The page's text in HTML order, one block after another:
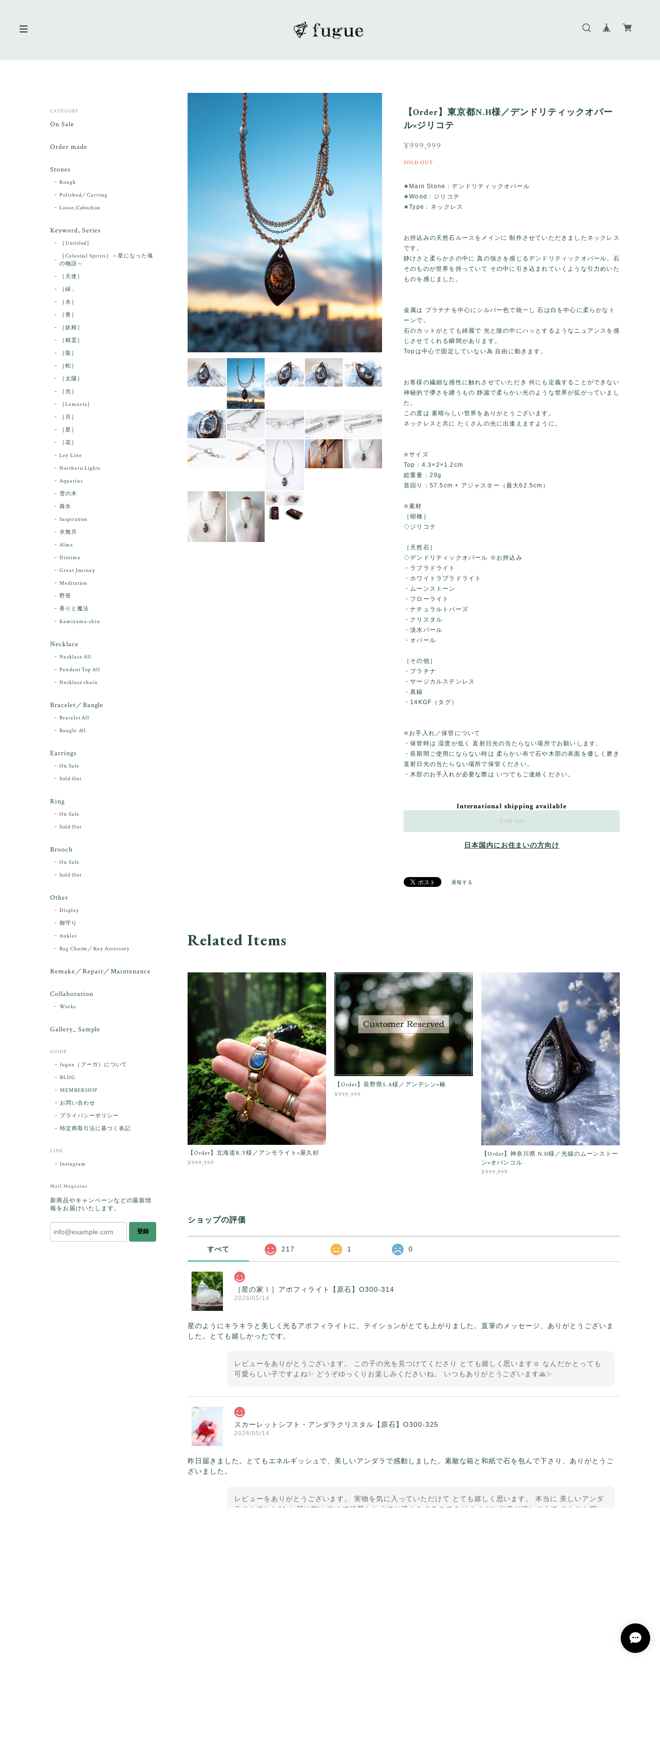
【Order】東京都N.H様／デンドリティックオパー
ル×ジリコテ
¥999,999
SOLD OUT
✬Main Stone：デンドリティックオパール
✬Wood：ジリコテ
✬Type：ネックレス
お持込みの天然石ルースをメインに 制作させていただきましたネックレス
です。
静けさと柔らかさの中に 真の強さを感じるデンドリティックオパール。石
そのものが世界を持っていて その中に引き込まれていくような引力めいた
ものを感じました。
金属は プラチナを中心にシルバー色で統一し 石は白を中心に柔らかなト
ーンで。
石のカットがとても綺麗で 光と陰の中にハッとするようなニュアンスを感
じさせてくれる瞬間があります。
Topは中心で固定していない為 自由に動きます。
お客様の繊細な感性に触れさせていただき 何にも定義することができない
神秘的で儚さを纏うもの 静謐で柔らかい光のような世界が拡がっていまし
た。
この度は 素晴らしい世界をありがとうございます。
ネックレスと共に たくさんの光に出逢えますように。
❇️サイズ
Top：4.3×2×1.2cm
総重量：29g
首回り：57.5cm + アジャスター（最大62.5cm）
❇️素材
［樹種］
◇ジリコテ
［天然石］
◇デンドリティックオパール ※お持込み
・ラブラドライト
・ホワイトラブラドライト
・ムーンストーン
・フローライト
・ナチュラルトパーズ
・クリスタル
・淡水パール
・オパール
［その他］
・プラチナ
・サージカルステンレス
・真鍮
・14KGF（タグ）
❇️お手入れ／保管について
・保管時は 湿度が低く 直射日光の当たらない場所でお願いします。
・長期間ご使用にならない時は 柔らかい布で石や木部の表面を優しく磨き
直射日光の当たらない場所で保管ください。
・木部のお手入れが必要な際は いつでもご連絡ください。
International shipping available
Sold out
日本国内にお住まいの方向け
通報する
Related Items
【Order】北海道R.Y様／アンモライト×屋久杉
¥999,999
【Order】長野県S.A様／アンデシン×椿
¥999,999
【Order】神奈川県 N.H様／光線のムーンストー
ン×オバンコル
¥999,999
ショップの評価
すべて 217 1 0
［星の家Ⅰ］アポフィライト【原石】O300-314
2026/05/14
星のようにキラキラと美しく光るアポフィライトに、テイションがとても上がりました。直筆のメッセージ、ありがとうございま
した。とても嬉しかったです。
レビューをありがとうございます。 この子の光を見つけてくださり とても嬉しく思います☺️ なんだかとっても
可愛らしい子ですよね✨ どうぞゆっくりお楽しみくださいね。 いつもありがとうございます🙏✨
スカーレットシフト・アンダラクリスタル【原石】O300-325
2026/05/14
昨日届きました。とてもエネルギッシュで、美しいアンダラで感動しました。素敵な箱と和紙で石を包んで下さり、ありがとうご
ざいました。
レビューをありがとうございます。 実物を気に入っていただけて とても嬉しく思います。 本当に 美しいアンダ
ラさんでした^^ お届け前に 改めて綺麗なお水でお清めをするのですが なんだか出発が嬉しそうで きらりと輝い
CATEGORY
On Sale
Order made
Stones
Rough
Polished／Carving
Loose,Cabochon
Keyword, Series
［Untitled］
［Celestial Spirits］～星になった魂
の物語～
［天使］
［緑」
［水］
［青］
［妖精］
［精霊］
［龍］
［蛇］
［太陽］
［光］
［Lemuria］
［月］
［星］
［花］
Ley Line
Northern Lights
Aquarius
雪の木
壽氷
Inspiration
水無月
Alma
Diotima
Great Journey
Meditation
野苺
香りと魔法
Kamiyama-shin
Necklace
Necklace All
Pendant Top All
Necklace chain
Bracelet／Bangle
Bracelet All
Bangle All
Earrings
On Sale
Sold Out
Ring
On Sale
Sold Out
Brooch
On Sale
Sold Out
Other
Display
御守り
Anklet
Bag Charm／Key Accessory
Remake／Repair／Maintenance
Collaboration
Works
Gallery_ Sample
GUIDE
fugue（フーガ）について
BLOG
MEMBERSHIP
お問い合わせ
プライバシーポリシー
特定商取引法に基づく表記
LINK
Instagram
Mail Magazine
新商品やキャンペーンなどの最新情
報をお届けいたします。
登録